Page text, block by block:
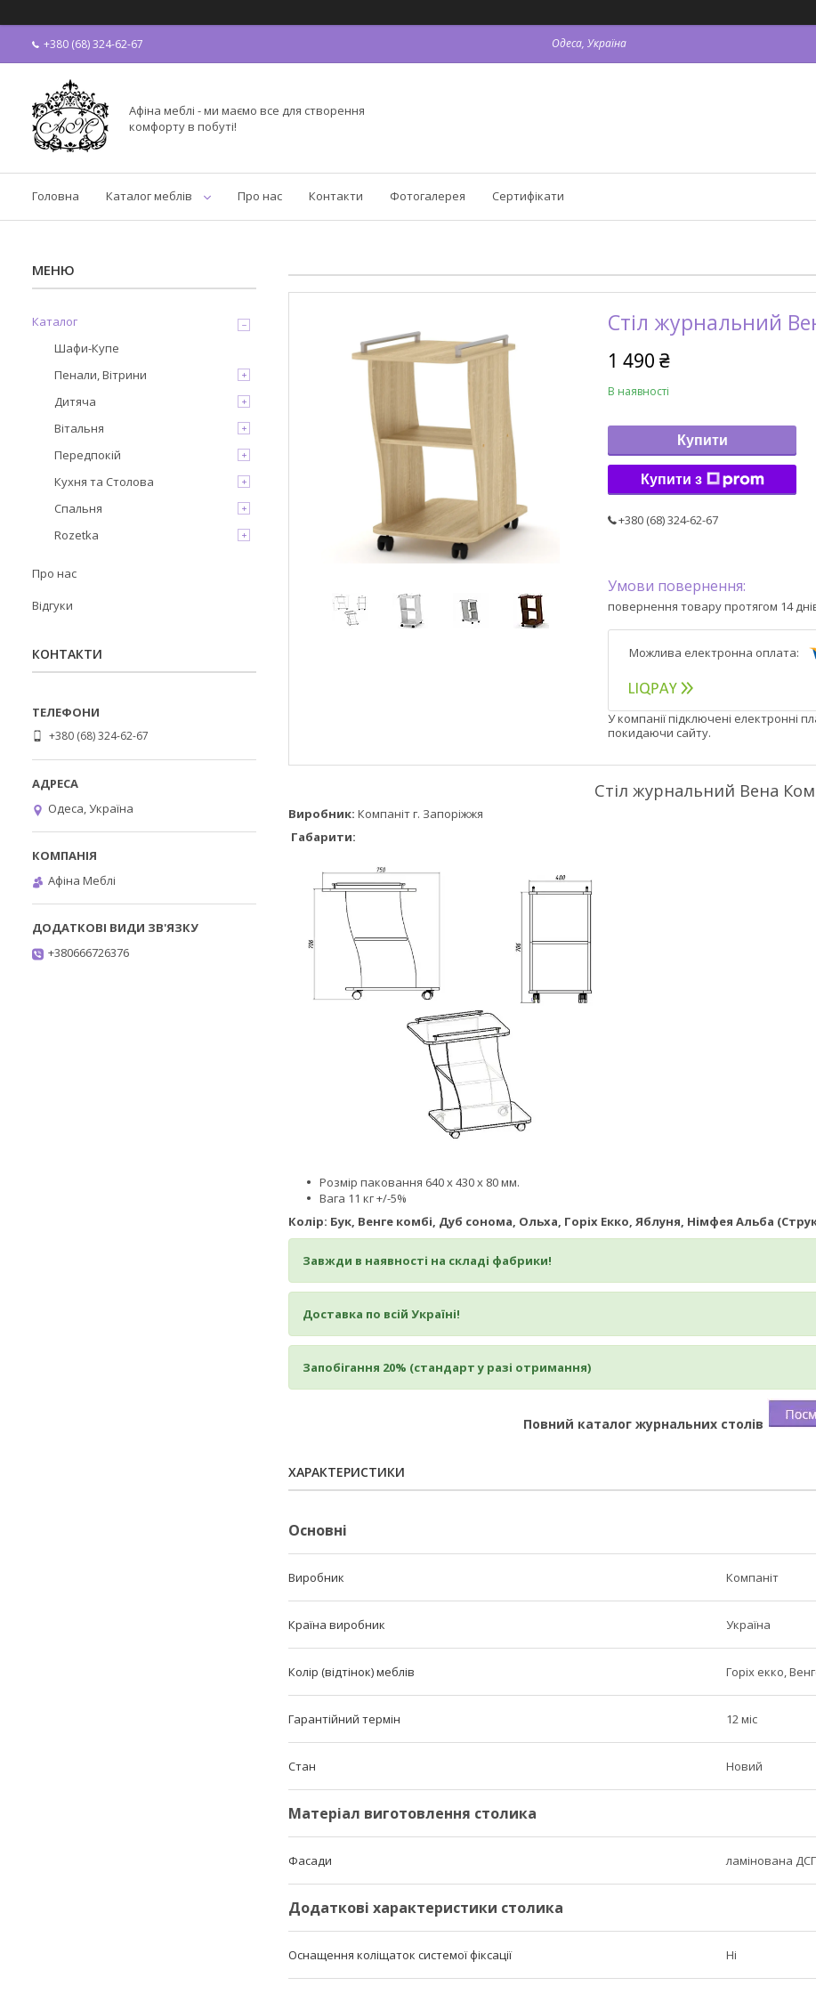
+380 (68) 324-62-67 Одеса, Україна
Афіна меблі - ми маємо все для створення
комфорту в побуті!
Головна Каталог меблів Про нас Контакти Фотогалерея Сертифікати
Стіл журнальний
1 490 ₴
В наявності
Купити
Купити з
+380 (68) 324-62-67
повернення товару протягом 14
У компанії підключені електронні
покидаючи сайту.
Стіл журнальний Вена
Виробник: Компаніт г. Запоріжжя
Габарити:
Розмір паковання 640 х 430 х 80 мм.
Вага 11 кг +/-5%
Колір: Бук, Венге комбі, Дуб сонома, Ольха, Горіх Екко, Яблуня, Німфея Альба
Завжди в наявності на складі фабрики!
Доставка по всій Україні!
Запобігання 20% (стандарт у разі отримання)
Повний каталог журнальних столів
ХАРАКТЕРИСТИКИ
Основні
Виробник Компаніт
Країна виробник Україна
Колір (відтінок) меблів Горіх екко,
Гарантійний термін 12 міс
Стан Новий
Матеріал виготовлення столика
Фасади ламінована
Додаткові характеристики столика
Оснащення коліщаток системої фіксації Ні
Каталог
Шафи-Купе
Пенали, Вітрини
Дитяча
Вітальня
Передпокій
Кухня та Столова
Спальня
Rozetka
Про нас
Відгуки
КОНТАКТИ
+380 (68) 324-62-67
Одеса, Україна
Афіна Меблі
+380666726376